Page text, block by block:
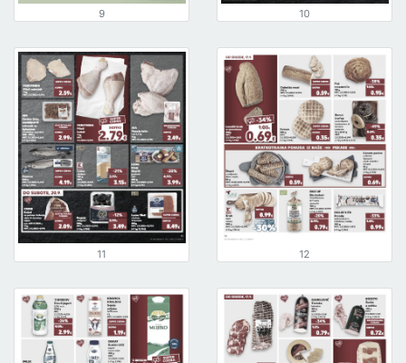
9 10
11 12